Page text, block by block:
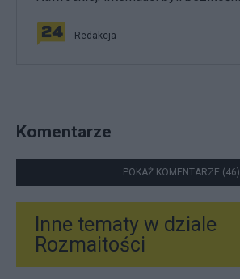
Redakcja
Komentarze
POKAŻ KOMENTARZE (46)
Inne tematy w dziale
Rozmaitości